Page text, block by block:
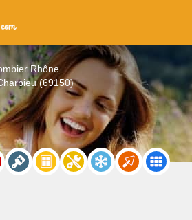
Rhône
(69150)